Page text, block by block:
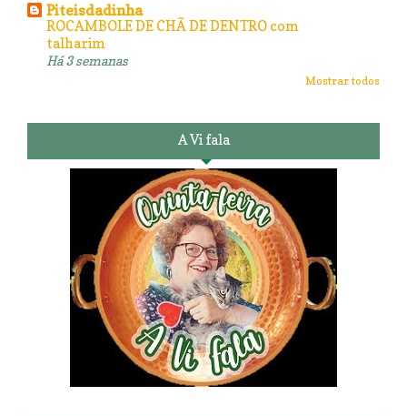
Piteisdadinha
ROCAMBOLE DE CHÃ DE DENTRO com
talharim
Há 3 semanas
Mostrar todos
A Vi fala